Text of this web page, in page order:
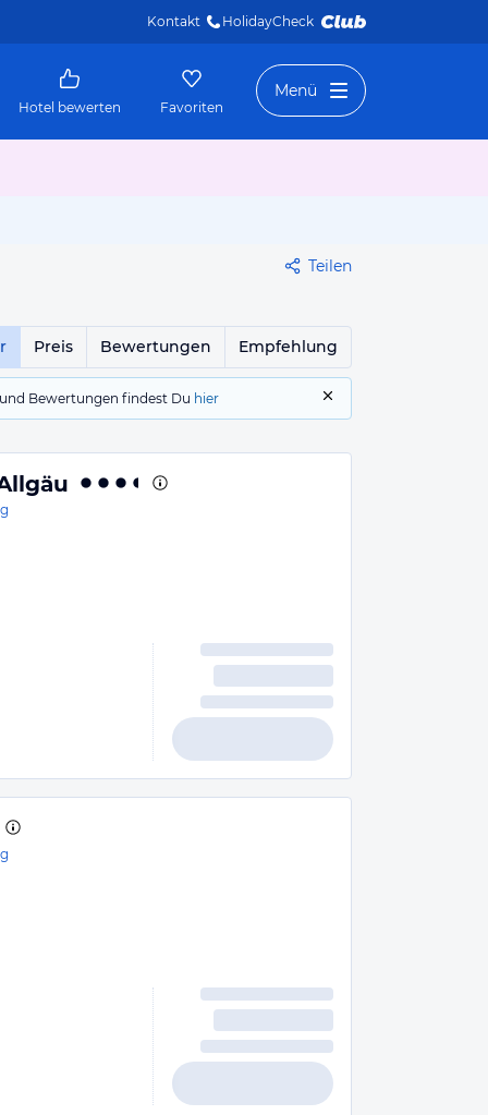
Kontakt HolidayCheck
Hotel bewerten Favoriten
Menü
Teilen
Preis Bewertungen Empfehlung
Bewertungen findest Du hier